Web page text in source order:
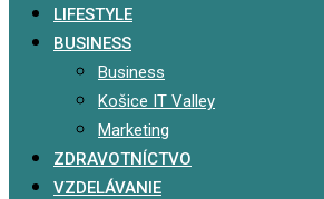
LIFESTYLE
BUSINESS
Business
Košice IT Valley
Marketing
ZDRAVOTNÍCTVO
VZDELÁVANIE